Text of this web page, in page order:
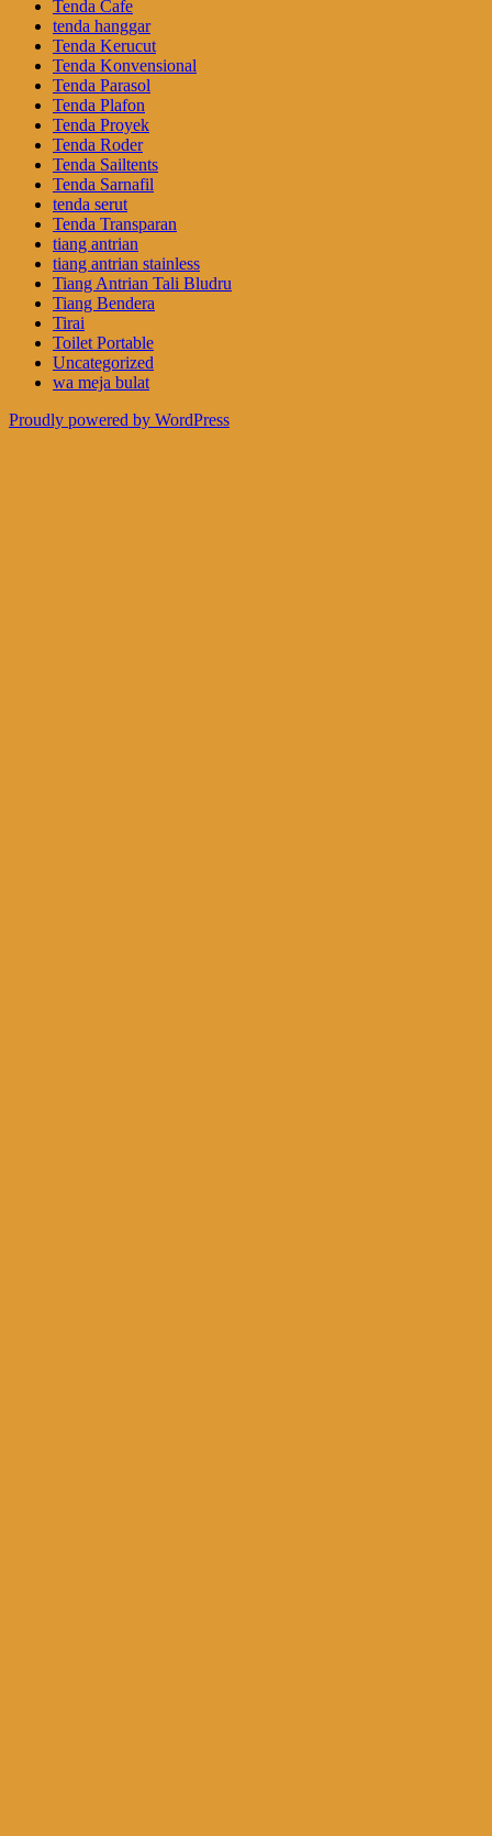
Tenda Cafe
tenda hanggar
Tenda Kerucut
Tenda Konvensional
Tenda Parasol
Tenda Plafon
Tenda Proyek
Tenda Roder
Tenda Sailtents
Tenda Sarnafil
tenda serut
Tenda Transparan
tiang antrian
tiang antrian stainless
Tiang Antrian Tali Bludru
Tiang Bendera
Tirai
Toilet Portable
Uncategorized
wa meja bulat
Proudly powered by WordPress